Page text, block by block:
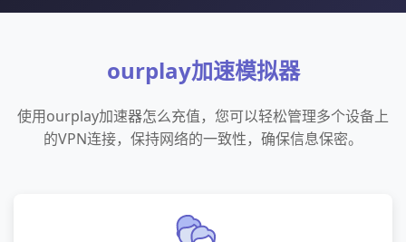
ourplay加速模拟器
使用ourplay加速器怎么充值，您可以轻松管理多个设备上
的VPN连接，保持网络的一致性，确保信息保密。